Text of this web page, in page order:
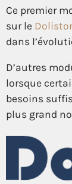
Ce premier
sur le
dans
D’autres
lorsque
besoins
plus grand